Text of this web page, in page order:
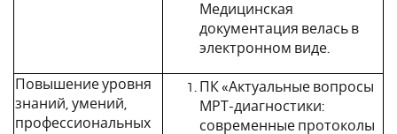
Медицинская
документация велась в
электронном виде.
Повышение уровня
знаний, умений,
профессиональных
ПК «Актуальные вопросы
МРТ-диагностики:
современные протоколы